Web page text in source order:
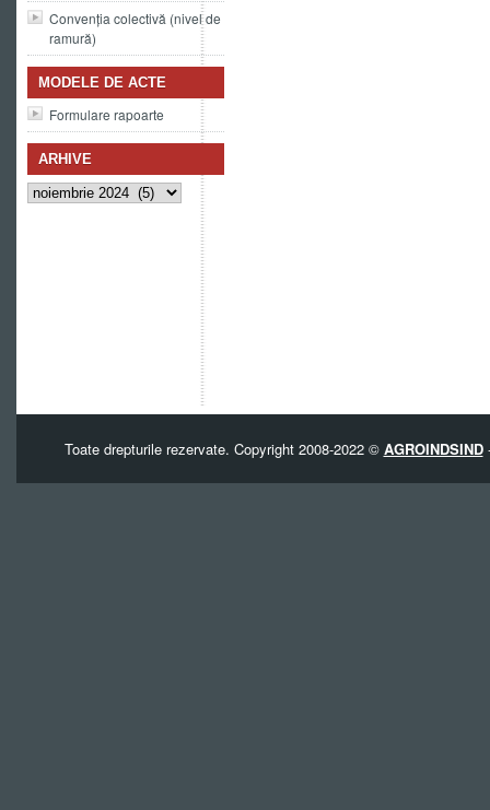
Convenția colectivă (nivel de
ramură)
MODELE DE ACTE
Formulare rapoarte
ARHIVE
Arhive
Toate drepturile rezervate. Copyright 2008-2022 © AGROINDSIND